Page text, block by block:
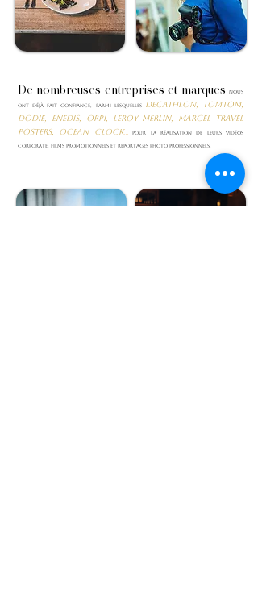
De nombreuses entreprises et marques nous
ont déjà fait confiance, parmi lesquelles
Decathlon, TomTom,
Dodie, Enedis, Orpi, Leroy Merlin, Marcel Travel
posters, Ocean Clock
pour la réalisation de leurs vidéos
corporate, films promotionnels et reportages photo professionnels.